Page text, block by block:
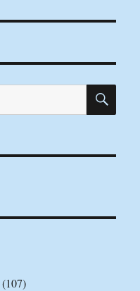
(107)